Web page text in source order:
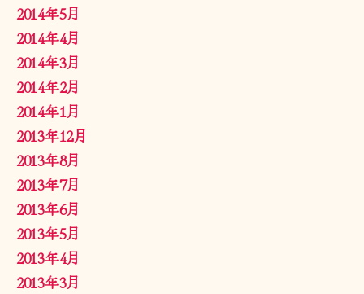
2014年5月
2014年4月
2014年3月
2014年2月
2014年1月
2013年12月
2013年8月
2013年7月
2013年6月
2013年5月
2013年4月
2013年3月